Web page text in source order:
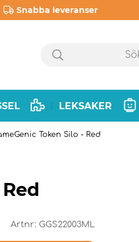
Snabba leveranser
LEKSAKER
Token Silo - Red
Artnr: GGS22003ML